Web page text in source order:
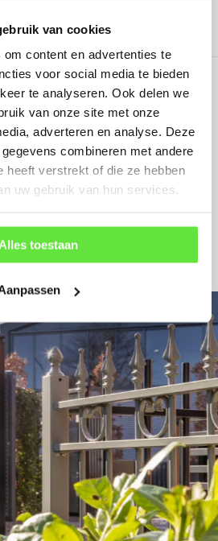
van cookies
content en advertenties te
voor social media te bieden
te analyseren. Ook delen we
van onze site met onze
adverteren en analyse. Deze
combineren met andere
heeft verstrekt of die ze hebben
uw gebruik van hun services.
Alles toestaan
OF WILT U DE
OP AFSPRAAK
26 00